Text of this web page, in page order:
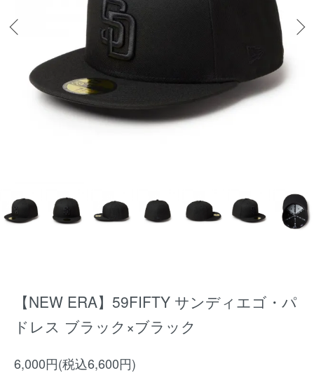
【NEW ERA】59FIFTY サンディエゴ・パ
ドレス ブラック×ブラック
6,000円(税込6,600円)